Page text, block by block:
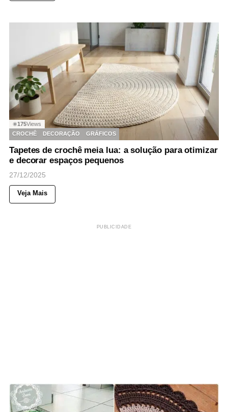
◉175Views
CROCHÊ
DECORAÇÃO GRÁFICOS
Tapetes de crochê meia lua: a solução para otimizar
e decorar espaços pequenos
27/12/2025
Veja Mais
PUBLICIDADE